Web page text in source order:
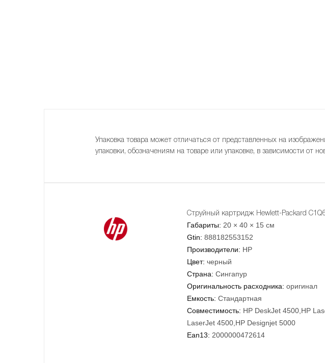
Упаковка товара может отличаться от представленных на
упаковки, обозначениям на товаре или упаковке, в зависимости от
Струйный картридж Hewlett-Packard
Габариты: 20 × 40 × 15 см
Gtin: 888182553152
Производители: HP
Цвет: черный
Страна: Сингапур
Оригинальность расходника: оригинал
Емкость: Стандартная
Совместимость: HP DeskJet 4500,HP
LaserJet 4500,HP Designjet 5000
Ean13: 2000000472614